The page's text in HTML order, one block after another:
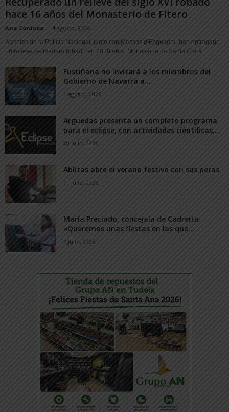
hace 16 años del Monasterio de Fitero
Ana Córdoba - 4 agosto, 2026
Agentes de la Policía Nacional, junto con Mossos d’Esquadra, han entregado
un relieve de madera robado en 2010 en el Monasterio de Santa Clara...
Fustiñana no invitará a los miembros del
Gobierno de Navarra a...
1 agosto, 2026
Arguedas presenta un completo programa
para el eclipse, con actividades científicas,...
20 julio, 2026
Ablitas abre el verano festivo con sus peras
11 julio, 2026
María Preciado, concejala de Cadreita:
«Queremos unas fiestas en las que...
7 julio, 2026